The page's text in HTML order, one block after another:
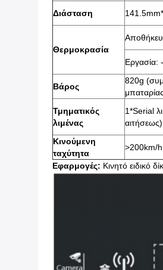
Διάσταση
Θερμοκρασία
Βάρος
820g
Τμηματικός
λιμένας
1*Serial
αιτήσεως)
Κινούμενη
ταχύτητα
>200km/h
Εφαρμογές: Κινητό ειδικό